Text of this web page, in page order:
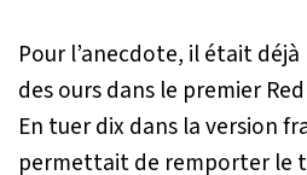
Pour l’anecdote, il était
des ours dans le premier
En tuer dix dans la version
permettait de remporter le